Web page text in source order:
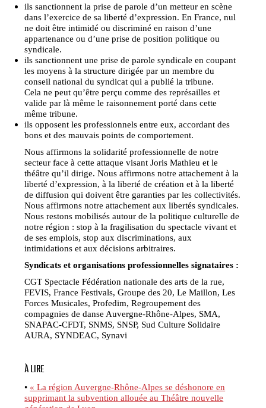
ils sanctionnent la prise de parole d’un metteur en scène
dans l’exercice de sa liberté d’expression. En France, nul
ne doit être intimidé ou discriminé en raison d’une
appartenance ou d’une prise de position politique ou
syndicale.
ils sanctionnent une prise de parole syndicale en coupant
les moyens à la structure dirigée par un membre du
conseil national du syndicat qui a publié la tribune.
Cela ne peut qu’être perçu comme des représailles et
valide par là même le raisonnement porté dans cette
même tribune.
ils opposent les professionnels entre eux, accordant des
bons et des mauvais points de comportement.
Nous affirmons la solidarité professionnelle de notre
secteur face à cette attaque visant Joris Mathieu et le
théâtre qu’il dirige. Nous affirmons notre attachement à la
liberté d’expression, à la liberté de création et à la liberté
de diffusion qui doivent être garanties par les collectivités.
Nous affirmons notre attachement aux libertés syndicales.
Nous restons mobilisés autour de la politique culturelle de
notre région : stop à la fragilisation du spectacle vivant et
de ses emplois, stop aux discriminations, aux
intimidations et aux décisions arbitraires.
Syndicats et organisations professionnelles signataires :
CGT Spectacle Fédération nationale des arts de la rue,
FEVIS, France Festivals, Groupe des 20, Le Maillon, Les
Forces Musicales, Profedim, Regroupement des
compagnies de danse Auvergne-Rhône-Alpes, SMA,
SNAPAC-CFDT, SNMS, SNSP, Sud Culture Solidaire
AURA, SYNDEAC, Synavi
À LIRE
• « La région Auvergne-Rhône-Alpes se déshonore en
supprimant la subvention allouée au Théâtre nouvelle